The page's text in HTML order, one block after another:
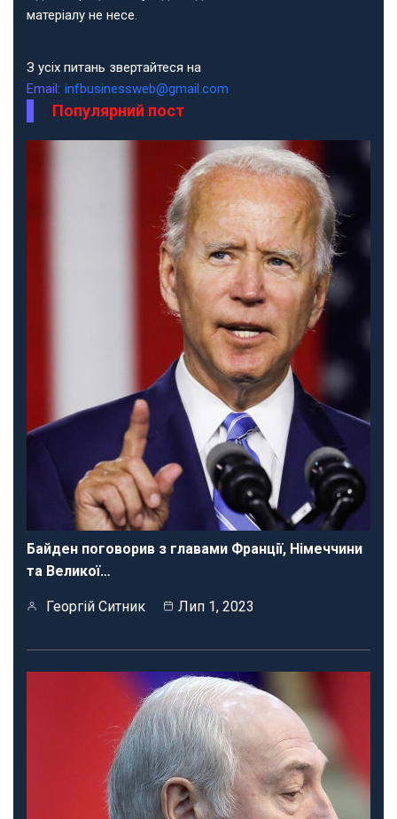
матеріалу не несе.
З усіх питань звертайтеся на
Email: infbusinessweb@gmail.com
Популярний пост
Байден поговорив з главами Франції, Німеччини
та Великої…
Георгій Ситник Лип 1, 2023